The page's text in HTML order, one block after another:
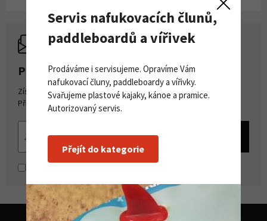
PŘIHLASTE SE K ODBĚRU NOVINEK
Získejte přehled o novinkách a akcích na našem e-shopu.
Přihlašte se k odběru novinek.
Souhlasím se
Servis nafukovacích člunů,
paddleboardů a vířivek
Prodáváme i servisujeme. Opravíme Vám
nafukovací čluny, paddleboardy a vířivky.
Svařujeme plastové kajaky, kánoe a pramice.
Autorizovaný servis.
Přejít do kategorie